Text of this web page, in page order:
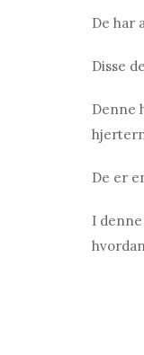
De har
Disse
Denne
De er
I